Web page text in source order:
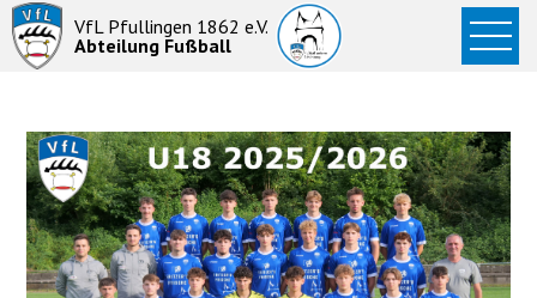
VfL Pfullingen 1862 e.V.
Abteilung Fußball
Startseite
News
Junioren
Abteilung